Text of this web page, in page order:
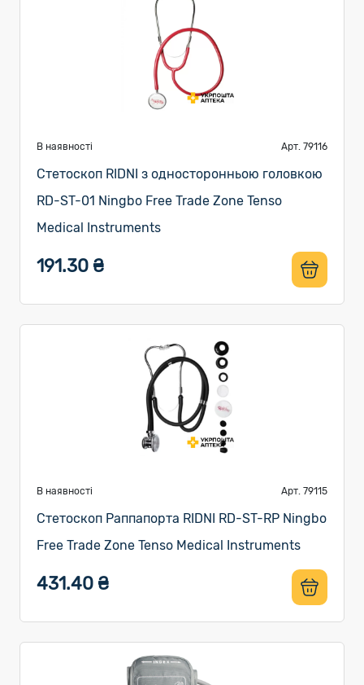
В наявності Арт. 79116
Стетоскоп RIDNI з односторонньою головкою
RD-ST-01 Ningbo Free Trade Zone Tenso
Medical Instruments
191.30 ₴
В наявності Арт. 79115
Стетоскоп Раппапорта RIDNI RD-ST-RP Ningbo
Free Trade Zone Tenso Medical Instruments
431.40 ₴